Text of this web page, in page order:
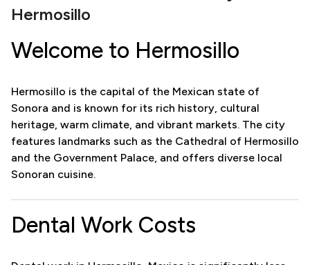
Hermosillo
Welcome to Hermosillo
Hermosillo is the capital of the Mexican state of
Sonora and is known for its rich history, cultural
heritage, warm climate, and vibrant markets. The city
features landmarks such as the Cathedral of Hermosillo
and the Government Palace, and offers diverse local
Sonoran cuisine.
Dental Work Costs